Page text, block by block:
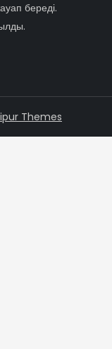
береді.
Themes